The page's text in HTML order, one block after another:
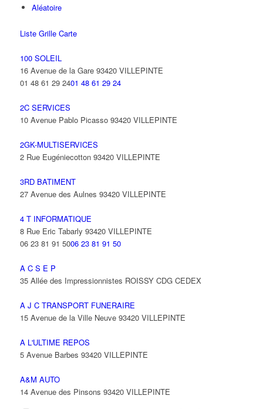
Aléatoire
Liste Grille Carte
100 SOLEIL
16 Avenue de la Gare 93420 VILLEPINTE
01 48 61 29 2401 48 61 29 24
2C SERVICES
10 Avenue Pablo Picasso 93420 VILLEPINTE
2GK-MULTISERVICES
2 Rue Eugéniecotton 93420 VILLEPINTE
3RD BATIMENT
27 Avenue des Aulnes 93420 VILLEPINTE
4 T INFORMATIQUE
8 Rue Eric Tabarly 93420 VILLEPINTE
06 23 81 91 5006 23 81 91 50
A C S E P
35 Allée des Impressionnistes ROISSY CDG CEDEX
A J C TRANSPORT FUNERAIRE
15 Avenue de la Ville Neuve 93420 VILLEPINTE
A L'ULTIME REPOS
5 Avenue Barbes 93420 VILLEPINTE
A&M AUTO
14 Avenue des Pinsons 93420 VILLEPINTE